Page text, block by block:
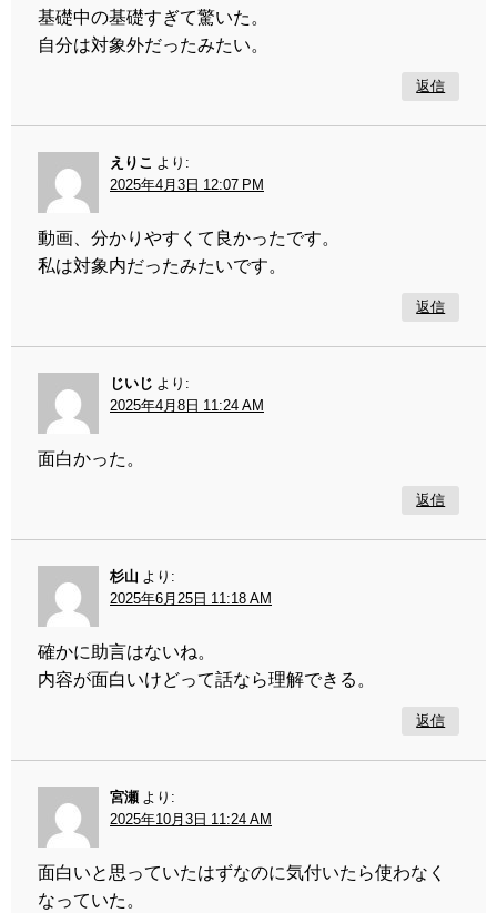
基礎中の基礎すぎて驚いた。
自分は対象外だったみたい。
返信
えりこ
より:
2025年4月3日 12:07 PM
動画、分かりやすくて良かったです。
私は対象内だったみたいです。
返信
じいじ
より:
2025年4月8日 11:24 AM
面白かった。
返信
杉山
より:
2025年6月25日 11:18 AM
確かに助言はないね。
内容が面白いけどって話なら理解できる。
返信
宮瀬
より:
2025年10月3日 11:24 AM
面白いと思っていたはずなのに気付いたら使わなく
なっていた。